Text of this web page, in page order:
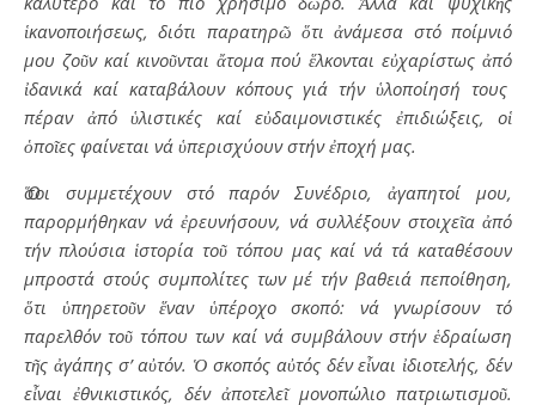
ἱκανοποιήσεως, διότι παρατηρῶ ὅτι ἀνάμεσα στό ποίμνιό
μου ζοῦν καί κινοῦνται ἄτομα πού ἕλκονται εὐχαρίστως ἀπό
ἰδανικά καί καταβάλουν κόπους γιά τήν ὑλοποίησή τους
πέραν ἀπό ὑλιστικές καί εὐδαιμονιστικές ἐπιδιώξεις, οἱ
ὁποῖες φαίνεται νά ὑπερισχύουν στήν ἐποχή μας.
Ὅσοι συμμετέχουν στό παρόν Συνέδριο, ἀγαπητοί μου,
παρορμήθηκαν νά ἐρευνήσουν, νά συλλέξουν στοιχεῖα ἀπό
τήν πλούσια ἱστορία τοῦ τόπου μας καί νά τά καταθέσουν
μπροστά στούς συμπολίτες των μέ τήν βαθειά πεποίθηση,
ὅτι ὑπηρετοῦν ἕναν ὑπέροχο σκοπό: νά γνωρίσουν τό
παρελθόν τοῦ τόπου των καί νά συμβάλουν στήν ἑδραίωση
τῆς ἀγάπης σ’ αὐτόν. Ὁ σκοπός αὐτός δέν εἶναι ἰδιοτελής, δέν
εἶναι ἐθνικιστικός, δέν ἀποτελεῖ μονοπώλιο πατριωτισμοῦ.